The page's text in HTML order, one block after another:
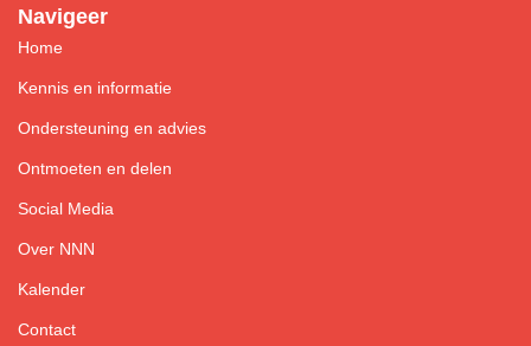
Navigeer
Home
Kennis en informatie
Ondersteuning en advies
Ontmoeten en delen
Social Media
Over NNN
Kalender
Contact